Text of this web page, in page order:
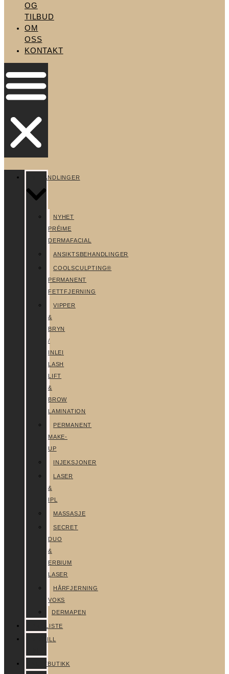
OG
TILBUD
OM
OSS
KONTAKT
BEHANDLINGER
NYHET
PRÉIME
DERMAFACIAL
ANSIKTSBEHANDLINGER
COOLSCULPTING®
PERMANENT
FETTFJERNING
VIPPER
&
BRYN
/
INLEI
LASH
LIFT
&
BROW
LAMINATION
PERMANENT
MAKE-
UP
INJEKSJONER
LASER
&
IPL
MASSASJE
SECRET
DUO
&
ERBIUM
LASER
HÅRFJERNING
VOKS
DERMAPEN
PRISLISTE
BESTILL
NETTBUTIKK